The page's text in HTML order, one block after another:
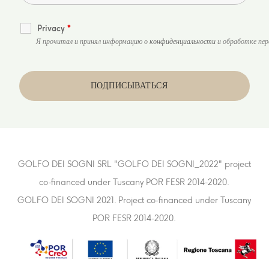
Privacy *
Я прочитал и принял информацию о конфиденциальностии обработке
GOLFO DEI SOGNI SRL "GOLFO DEI SOGNI_2022" project
co-financed under Tuscany POR FESR 2014-2020.
GOLFO DEI SOGNI 2021. Project co-financed under Tuscany
POR FESR 2014-2020.